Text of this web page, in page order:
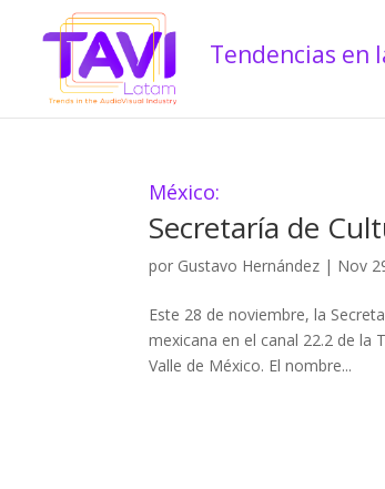
México:
Secretaría de
por Gustavo Hernández | Nov
Este 28 de noviembre, la
mexicana en el canal 22.2 de la
Valle de México. El nombre...